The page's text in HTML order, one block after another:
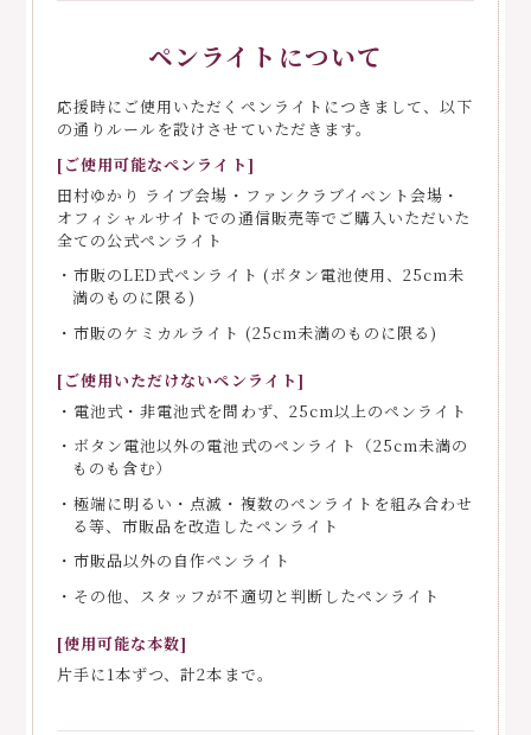
ペンライトについて
応援時にご使用いただくペンライトにつきまして、以下
の通りルールを設けさせていただきます。
[ご使用可能なペンライト]
田村ゆかり ライブ会場・ファンクラブイベント会場・
オフィシャルサイトでの通信販売等でご購入いただいた
全ての公式ペンライト
・市販のLED式ペンライト (ボタン電池使用、25cm未
満のものに限る)
・市販のケミカルライト (25cm未満のものに限る)
[ご使用いただけないペンライト]
・電池式・非電池式を問わず、25cm以上のペンライト
・ボタン電池以外の電池式のペンライト（25cm未満の
ものも含む）
・極端に明るい・点滅・複数のペンライトを組み合わせ
る等、市販品を改造したペンライト
・市販品以外の自作ペンライト
・その他、スタッフが不適切と判断したペンライト
[使用可能な本数]
片手に1本ずつ、計2本まで。